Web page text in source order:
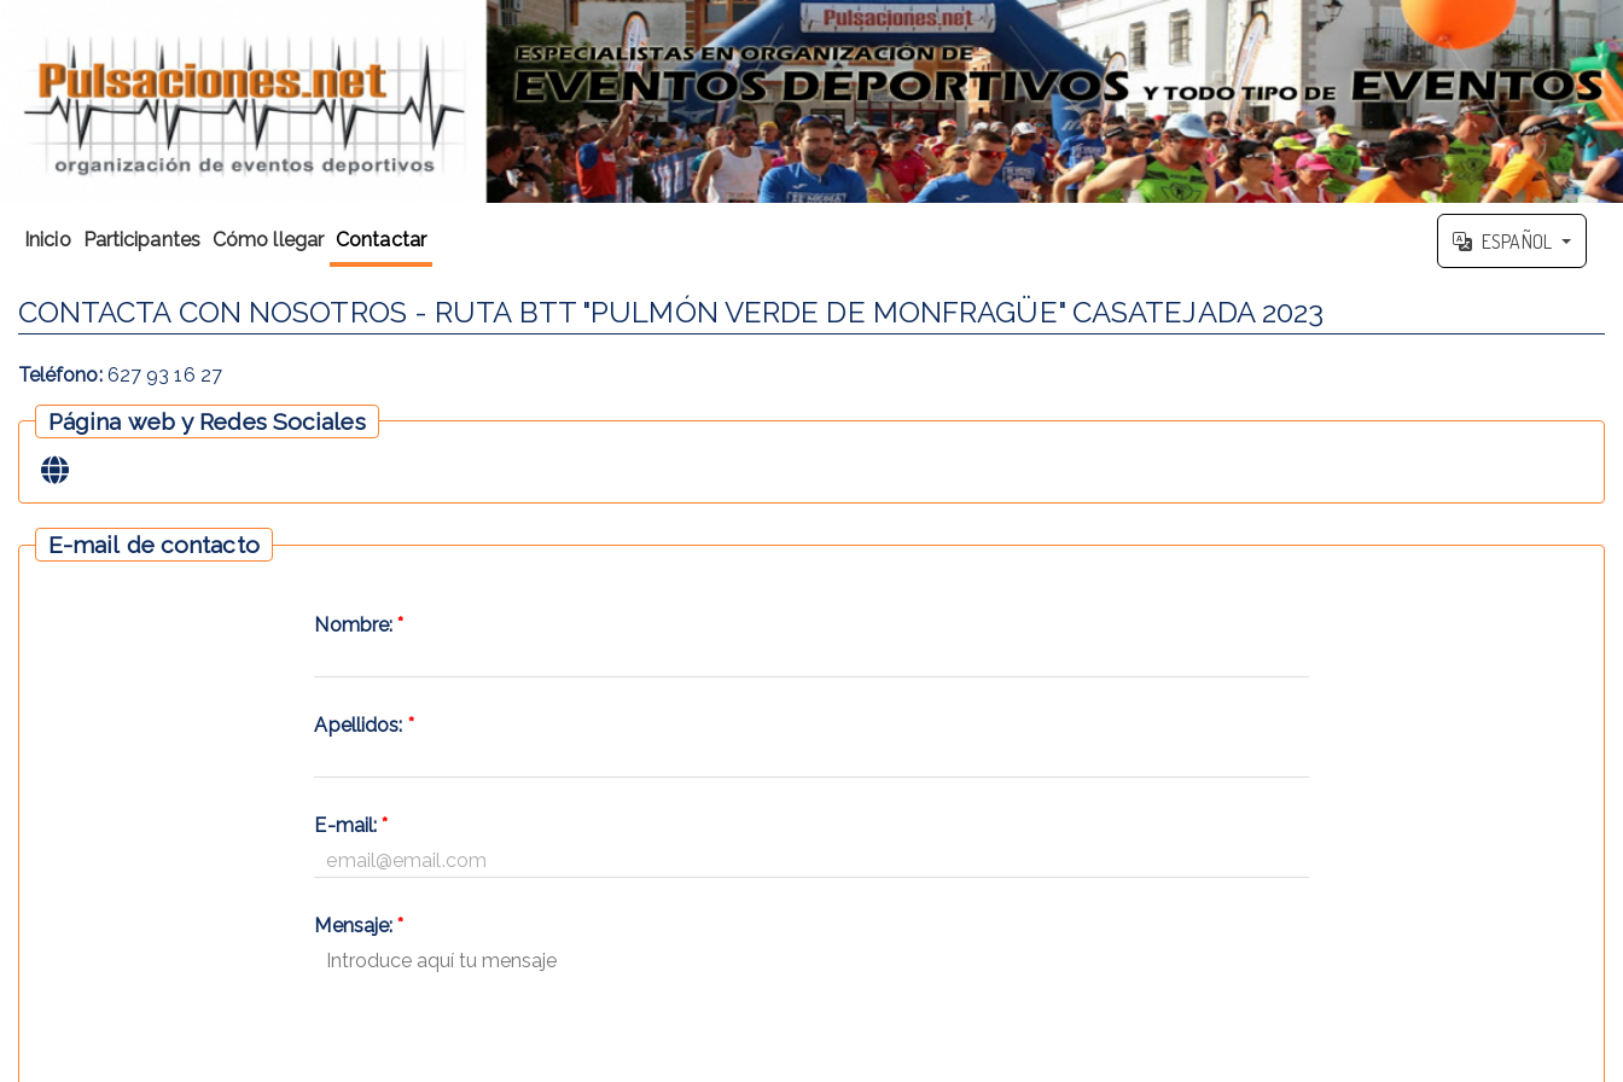
Inicio Participantes Cómo llegar Contactar ESPAÑOL
CONTACTA CON NOSOTROS - RUTA BTT "PULMÓN VERDE DE MONFRAGÜE" CASATEJADA 2023
Teléfono:627 93 16 27
Página web y Redes Sociales
E-mail de contacto
Nombre:*
Apellidos: *
E-mail:*
Mensaje:*